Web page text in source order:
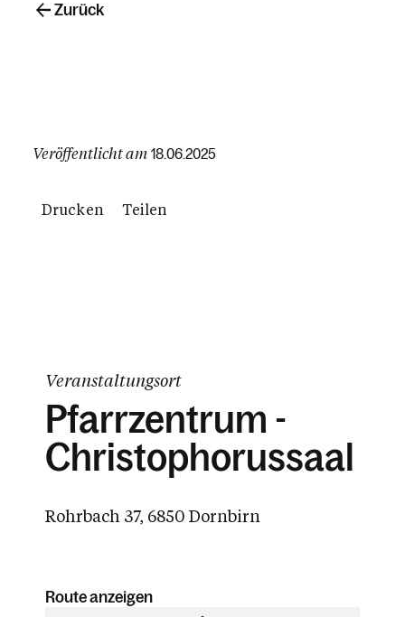
Veröffentlicht am 18.06.2025
Drucken Teilen
Zurück
Veranstaltungsort
Pfarrzentrum -
Christophorussaal
Rohrbach 37, 6850 Dornbirn
Route anzeigen